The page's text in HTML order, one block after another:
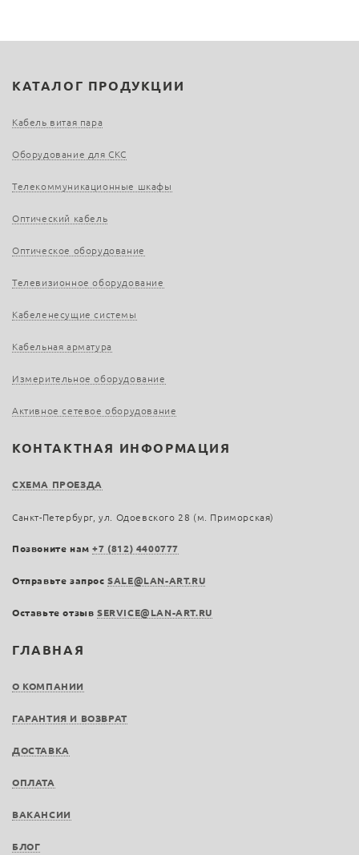
ГЛАВНАЯ
О КОМПАНИИ
ГАРАНТИЯ И ВОЗВРАТ
ДОСТАВКА
ОПЛАТА
ВАКАНСИИ
БЛОГ
КАТАЛОГ ПРОДУКЦИИ
Кабель витая пара
Оборудование для СКС
Телекоммуникационные шкафы
Оптический кабель
Оптическое оборудование
Телевизионное оборудование
Кабеленесущие системы
Кабельная арматура
Измерительное оборудование
Активное сетевое оборудование
КОНТАКТНАЯ ИНФОРМАЦИЯ
СХЕМА ПРОЕЗДА
Санкт-Петербург, ул. Одоевского 28 (м. Приморская)
Позвоните нам+7 (812) 4400777
Отправьте запросSALE@LAN-ART.RU
Оставьте отзыв SERVICE@LAN-ART.RU